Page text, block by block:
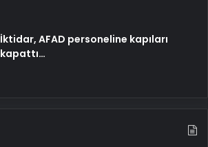
İktidar, AFAD personeline kapıları
kapattı…